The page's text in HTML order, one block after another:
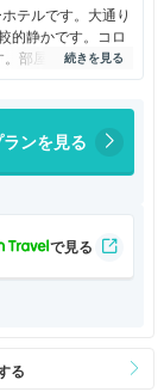
テルです。大通り
的静かです。コロ
部屋は浴室も含
には少し距離があ
ンを見る